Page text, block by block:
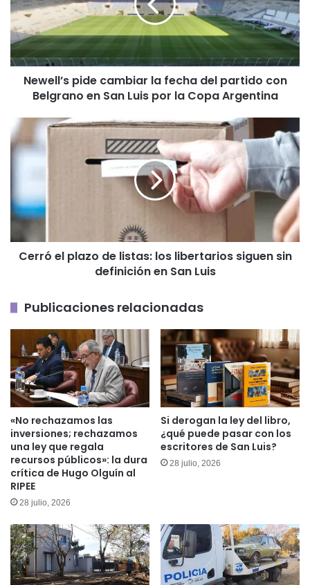
fecha
del
partido
con
Belgrano
por
la
Copa
Newell’s pide cambiar la fecha del partido con
Belgrano en San Luis por la Copa Argentina
Cerró
el
plazo
los
libertarios
sin
definición
Cerró el plazo de listas: los libertarios siguen sin
definición en San Luis
Publicaciones relacionadas
«No rechazamos las
inversiones; rechazamos
una ley que regala
recursos públicos»: la dura
crítica de Hugo Olguín al
RIPEE
28 julio, 2026
Si derogan la ley del libro,
¿qué puede pasar con los
escritores de San Luis?
28 julio, 2026